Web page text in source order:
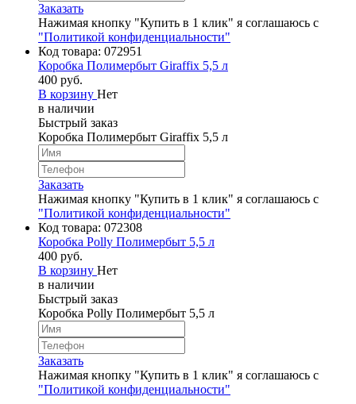
Заказать
Нажимая кнопку "Купить в 1 клик" я соглашаюсь с
"Политикой конфиденциальности"
Код товара: 072951
Коробка Полимербыт Giraffix 5,5 л
400 руб.
В корзину Нет
в наличии
Быстрый заказ
Коробка Полимербыт Giraffix 5,5 л
Заказать
Нажимая кнопку "Купить в 1 клик" я соглашаюсь с
"Политикой конфиденциальности"
Код товара: 072308
Коробка Polly Полимербыт 5,5 л
400 руб.
В корзину Нет
в наличии
Быстрый заказ
Коробка Polly Полимербыт 5,5 л
Заказать
Нажимая кнопку "Купить в 1 клик" я соглашаюсь с
"Политикой конфиденциальности"